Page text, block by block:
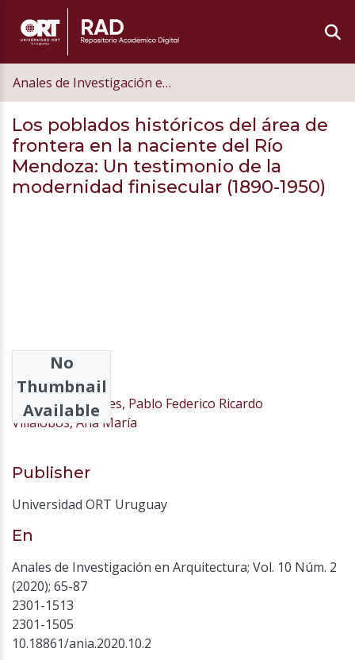
Anales de Investigación en Arquitectura
Los poblados históricos del área de
frontera en la naciente del Río
Mendoza: Un testimonio de la
modernidad finisecular (1890-1950)
No
Thumbnail
Available
Authors
Bianchi Palomares, Pablo Federico Ricardo
Villalobos, Ana María
Publisher
Universidad ORT Uruguay
En
Anales de Investigación en Arquitectura; Vol. 10 Núm. 2
(2020); 65-87
2301-1513
2301-1505
10.18861/ania.2020.10.2